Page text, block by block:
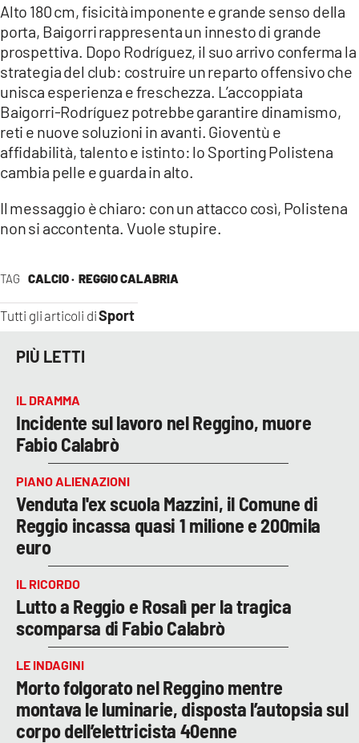
CATANZAROCHANNEL.IT
LACAPITALENEWS.IT
App
ANDROID
APPLE
TAG CALCIO · REGGIO CALABRIA
Tutti gli articoli diSport
Alto 180 cm, fisicità imponente e grande senso della
porta, Baigorri rappresenta un innesto di grande
prospettiva. Dopo Rodríguez, il suo arrivo conferma la
strategia del club: costruire un reparto offensivo che
unisca esperienza e freschezza. L’accoppiata
Baigorri-Rodríguez potrebbe garantire dinamismo,
reti e nuove soluzioni in avanti. Gioventù e
affidabilità, talento e istinto: lo Sporting Polistena
cambia pelle e guarda in alto.
Il messaggio è chiaro: con un attacco così, Polistena
non si accontenta. Vuole stupire.
PIÙ LETTI
IL DRAMMA
Incidente sul lavoro nel Reggino, muore
Fabio Calabrò
PIANO ALIENAZIONI
Venduta l'ex scuola Mazzini, il Comune di
Reggio incassa quasi 1 milione e 200mila
euro
IL RICORDO
Lutto a Reggio e Rosalì per la tragica
scomparsa di Fabio Calabrò
LE INDAGINI
Morto folgorato nel Reggino mentre
montava le luminarie, disposta l’autopsia sul
corpo dell’elettricista 40enne